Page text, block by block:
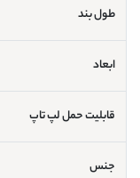
طول بند
ابعاد
قابلیت حمل لپ تاپ
جنس